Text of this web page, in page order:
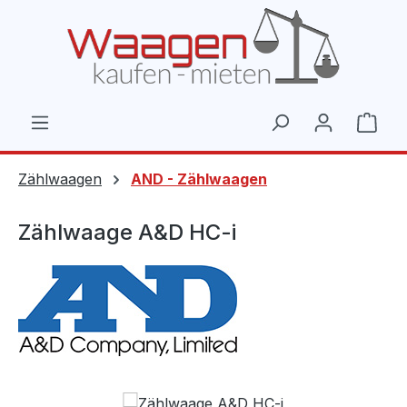
Zählwaagen AND - Zählwaagen
Zählwaage A&D HC-i
Bildergalerie überspringen